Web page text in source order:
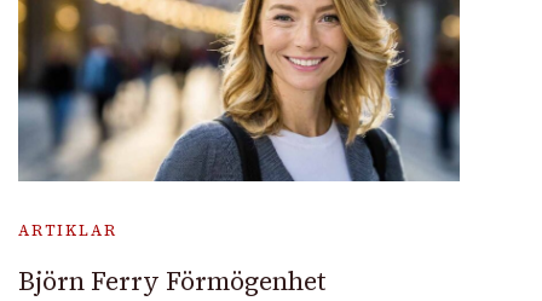
ARTIKLAR
Björn Ferry Förmögenhet